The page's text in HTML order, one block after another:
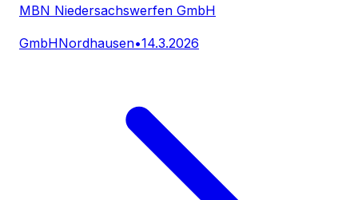
MBN Niedersachswerfen GmbH
GmbHNordhausen•14.3.2026